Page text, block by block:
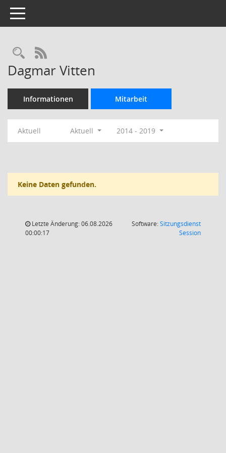
Toggle navigation
Rechercheauswahl
RSS-Feed
Dagmar Vitten
Informationen Mitarbeit
Aktuell Aktuell 2014 - 2019
Keine Daten gefunden.
Letzte Änderung: 06.08.2026
00:00:17
Software:Sitzungsdienst
Session(Wird in